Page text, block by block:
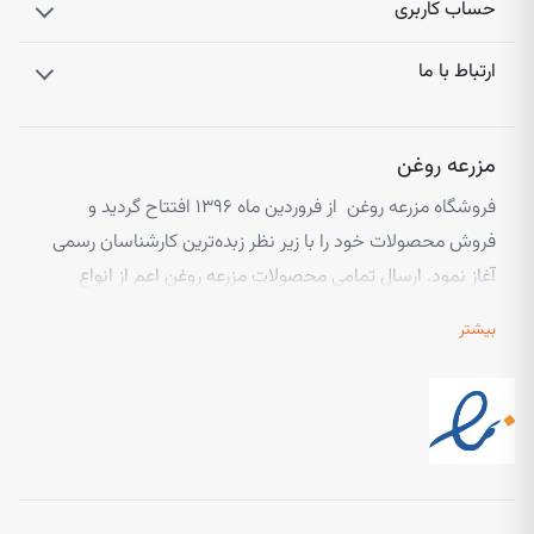
در فروشگاه آنلاین مزرعه روغن امکان بررسی
قیمت روغن پخت و پز
ارگانیک
هستید، محصولات موجود در فروشگاه مار را بررسی کنید.
روغن خوراکی ارگانیک چیست؟
حساب کاربری
ارتباط با ما
مزرعه روغن
فروشگاه مزرعه روغن از فروردین ماه ۱۳۹۶ افتتاح گردید و
فروش محصولات خود را با زیر نظر زبده‌ترین کارشناسان رسمی
آغاز نمود. ارسال تمامی محصولات مزرعه روغن اعم از انواع
انواع کره های گیاهی از طریق پست و یا از طریق پیک در صورت
همیشه پاسخگوی مشتریان خود می‌باشد و تا زمان رسیدن
محصول به دست مشتری خود را ملزم به پیگیری می‌داند.
بیشتر